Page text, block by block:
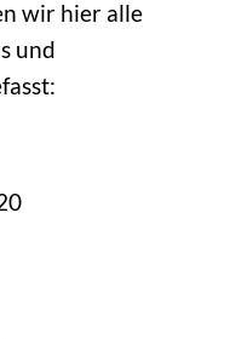
wir hier alle
und